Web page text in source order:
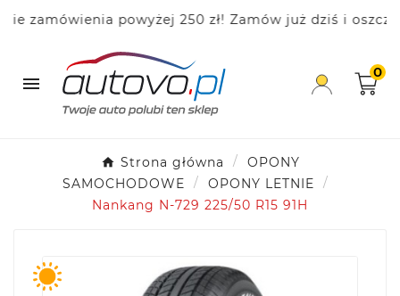
powyżej 250 zł! Zamów już dziś i

0
Strona główna
OPONY
SAMOCHODOWE
OPONY LETNIE
Nankang N-729 225/50 R15 91H